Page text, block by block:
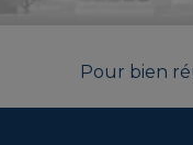
Pour bien